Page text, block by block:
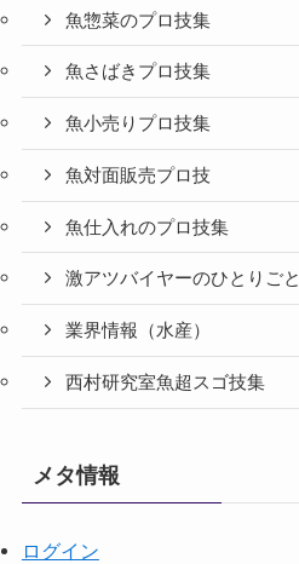
魚惣菜のプロ技集
魚さばきプロ技集
魚小売りプロ技集
魚対面販売プロ技
魚仕入れのプロ技集
激アツバイヤーのひとりごと
業界情報（水産）
西村研究室魚超スゴ技集
メタ情報
ログイン